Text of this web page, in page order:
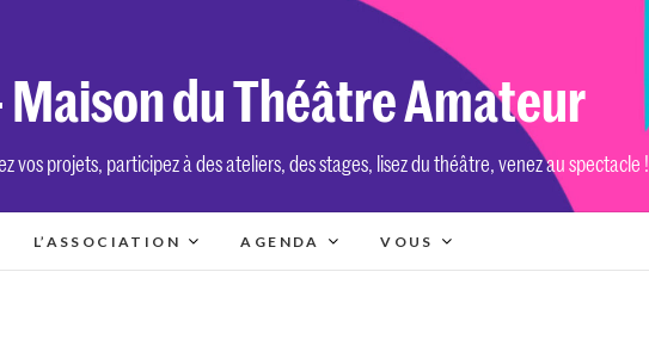
Maison du Théâtre Amateur
vos projets, participez à des ateliers, des stages, lisez du théâtre, venez au spectacle !
L’ASSOCIATION AGENDA VOUS